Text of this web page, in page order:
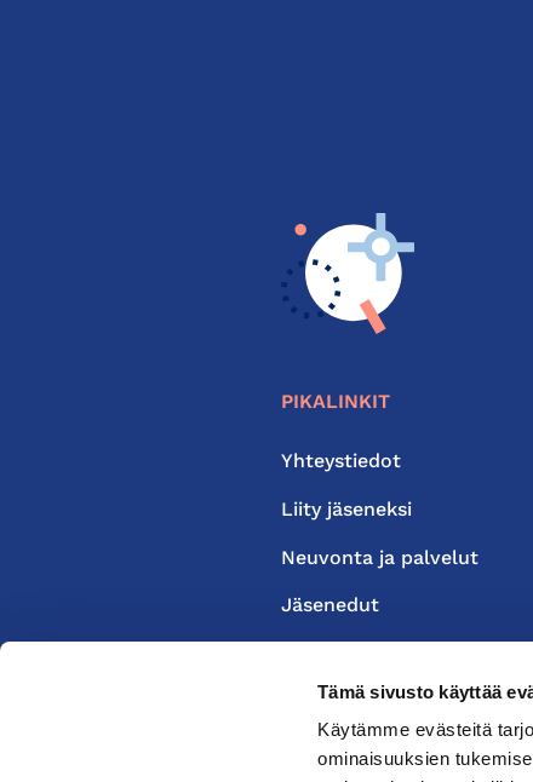
Tämä sivusto käyttää
Käytämme evästeitä
ominaisuuksien
PIKALINKIT
Yhteystiedot
Liity jäseneksi
Neuvonta ja palvelut
Jäsenedut